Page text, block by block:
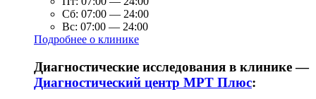
Сб: 07:00 — 24:00
Вс: 07:00 — 24:00
Подробнее о клинике
Диагностические исследования в клинике —
Диагностический центр МРТ Плюс: